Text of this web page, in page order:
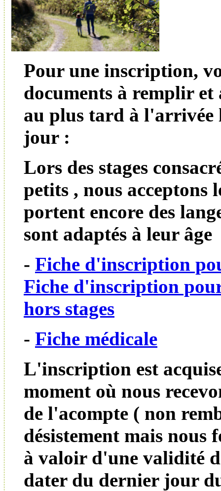
Pour une inscription,
documents à remplir
au plus tard à l'arrivée
jour :
Lors des stages
petits , nous acceptons
portent encore des
sont adaptés à leur âge
- Fiche d'inscription
Fiche d'inscription
hors stages
- Fiche médicale
L'inscription est
moment où nous
de l'acompte ( non
désistement mais nous
à valoir d'une validité
dater du dernier jour